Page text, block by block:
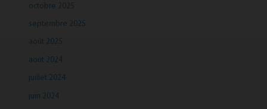
octobre 2025
septembre 2025
août 2025
août 2024
juillet 2024
juin 2024